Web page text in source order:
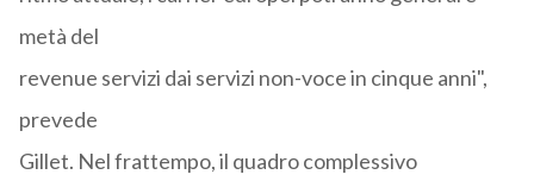
metà del
revenue servizi dai servizi non-voce in cinque anni",
prevede
Gillet. Nel frattempo, il quadro complessivo